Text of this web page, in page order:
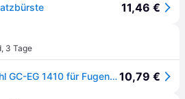
11,46 €
, 3 Tage
Einhell Ersatzbürste Stahl GC-EG 1410 für Fugenreiniger10,79 €